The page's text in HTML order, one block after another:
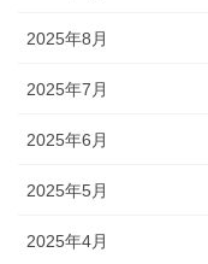
2025年8月
2025年7月
2025年6月
2025年5月
2025年4月